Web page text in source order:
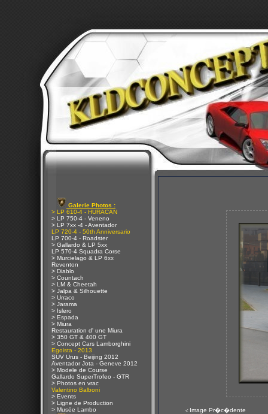
Galerie Photos :
> LP 610-4 - HURACAN
> LP 750-4 - Veneno
> LP 7xx -4 - Aventador
LP 720-4 - 50th Anniversario
LP 700-4 - Roadster
> Gallardo & LP 5xx
LP 570-4 Squadra Corse
> Murcielago & LP 6xx
Reventon
> Diablo
> Countach
> LM & Cheetah
> Jalpa & Silhouette
> Urraco
> Jarama
> Islero
> Espada
> Miura
Restauration d' une Miura
> 350 GT & 400 GT
> Concept Cars Lamborghini
Egoista - 2013
SUV Urus - Beijing 2012
Aventador Jota - Geneve 2012
> Modele de Course
Gallardo SuperTrofeo - GTR
> Photos en vrac
Valentino Balboni
> Events
> Ligne de Production
> Musée Lambo
< Image Pr�c�dente